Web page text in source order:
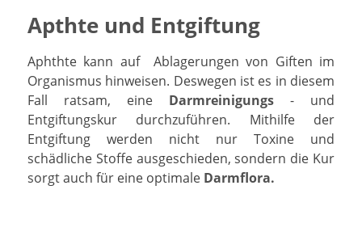
Apthte und Entgiftung
Aphthte kann auf Ablagerungen von Giften im
Organismus hinweisen. Deswegen ist es in diesem
Fall ratsam, eine Darmreinigungs - und
Entgiftungskur durchzuführen. Mithilfe der
Entgiftung werden nicht nur Toxine und
schädliche Stoffe ausgeschieden, sondern die Kur
sorgt auch für eine optimale Darmflora.